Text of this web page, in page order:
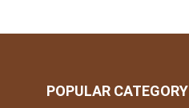
POPULAR CATEGORY